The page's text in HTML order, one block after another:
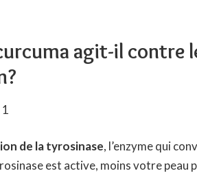
agit-il contre
de la tyrosinase, l’enzyme qui
est active, moins votre peau